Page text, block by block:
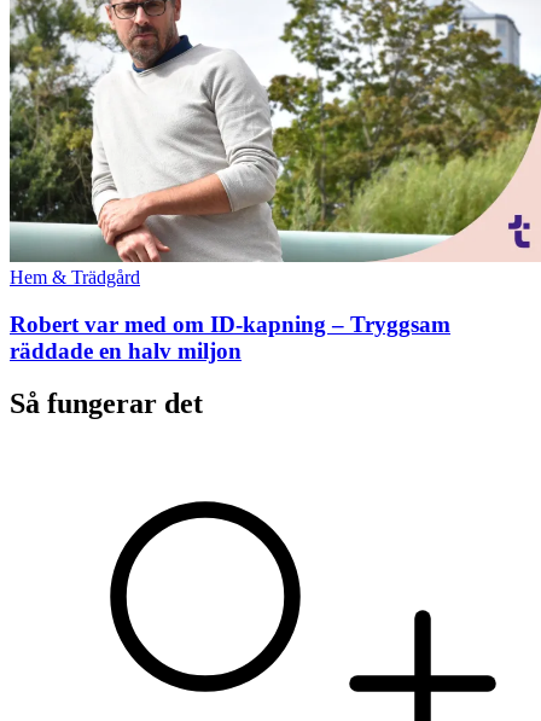
Hem & Trädgård
Robert var med om ID-kapning – Tryggsam
räddade en halv miljon
Så fungerar det